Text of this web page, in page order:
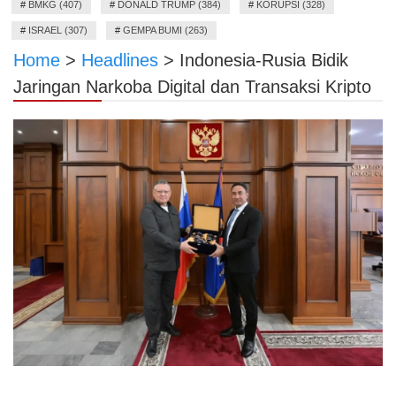
# BMKG (407) # DONALD TRUMP (384) # KORUPSI (328)
# ISRAEL (307) # GEMPA BUMI (263)
Home > Headlines > Indonesia-Rusia Bidik
Jaringan Narkoba Digital dan Transaksi Kripto